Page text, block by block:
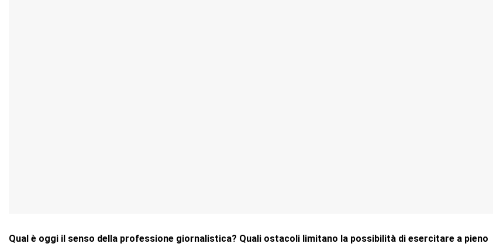
Qual è oggi il senso della professione giornalistica? Quali ostacoli limitano la possibilità di esercitare a pieno